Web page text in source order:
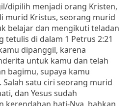
dipilih menjadi orang Kristen,
murid Kristus, seorang murid
belajar dan mengikuti teladan
tetulis di dalam 1 Petrus 2:21
dipanggil, karena
untuk kamu dan telah
bagimu, supaya kamu
satu ciri seorang murid
dan Yesus sudah
kerendahan hati-Nya, bahkan